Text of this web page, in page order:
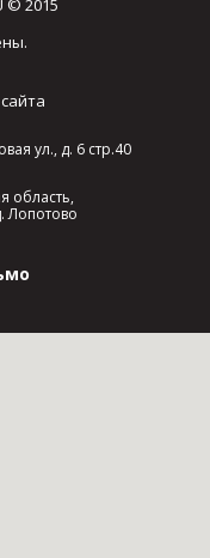
ул., д. 6 стр.40
область,
Лопотово